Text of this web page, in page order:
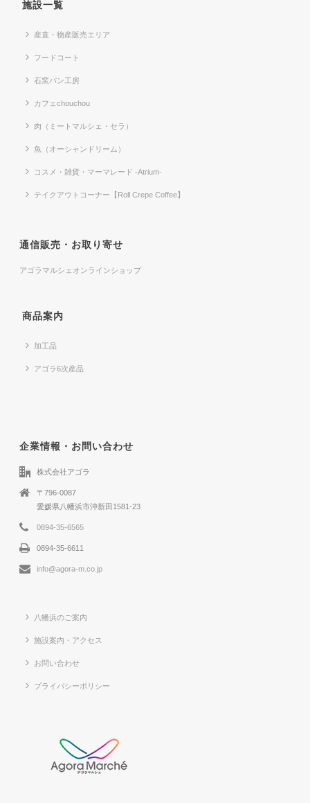
施設一覧
産直・物産販売エリア
フードコート
石窯パン工房
カフェchouchou
肉（ミートマルシェ・セラ）
魚（オーシャンドリーム）
コスメ・雑貨・マーマレード -Atrium-
テイクアウトコーナー【Roll Crepe Coffee】
通信販売・お取り寄せ
アゴラマルシェオンラインショップ
商品案内
加工品
アゴラ6次産品
企業情報・お問い合わせ
株式会社アゴラ
〒796-0087
愛媛県八幡浜市沖新田1581-23
0894-35-6565
0894-35-6611
info@agora-m.co.jp
八幡浜のご案内
施設案内・アクセス
お問い合わせ
プライバシーポリシー